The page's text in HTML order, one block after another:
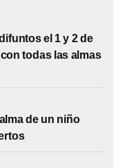
el 1 y 2 de
todas las almas
de un niño